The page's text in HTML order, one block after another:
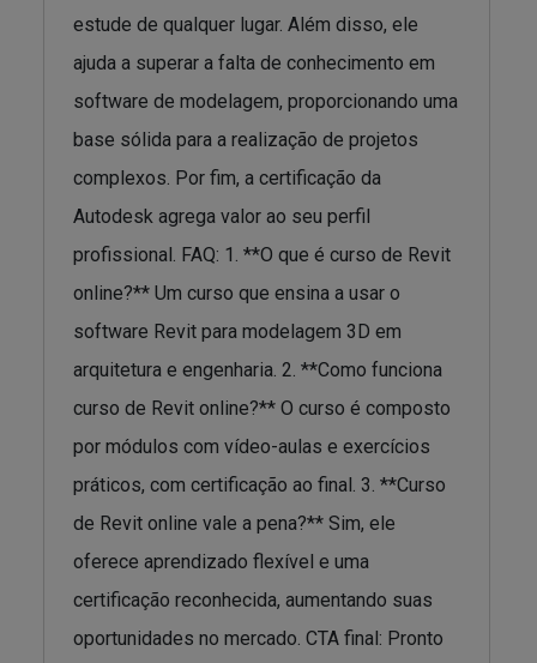
estude de qualquer lugar. Além disso, ele
ajuda a superar a falta de conhecimento em
software de modelagem, proporcionando uma
base sólida para a realização de projetos
complexos. Por fim, a certificação da
Autodesk agrega valor ao seu perfil
profissional. FAQ: 1. **O que é curso de Revit
online?** Um curso que ensina a usar o
software Revit para modelagem 3D em
arquitetura e engenharia. 2. **Como funciona
curso de Revit online?** O curso é composto
por módulos com vídeo-aulas e exercícios
práticos, com certificação ao final. 3. **Curso
de Revit online vale a pena?** Sim, ele
oferece aprendizado flexível e uma
certificação reconhecida, aumentando suas
oportunidades no mercado. CTA final: Pronto